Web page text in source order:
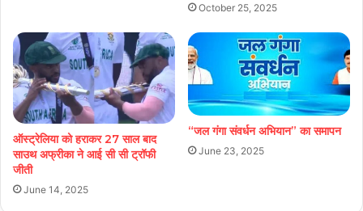
October 25, 2025
ऑस्ट्रेलिया को हराकर 27 साल बाद
साउथ अफ्रीका ने आई सी सी ट्रॉफी
जीती
June 14, 2025
“जल गंगा संवर्धन अभियान” का समापन
June 23, 2025